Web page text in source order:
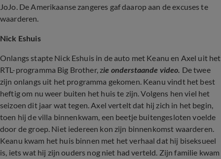
JoJo. De Amerikaanse zangeres gaf daarop aan de excuses te
waarderen.
Nick Eshuis
Onlangs stapte Nick Eshuis in de auto met Keanu en Axel uit het
RTL-programma Big Brother, zie onderstaande video. De twee
zijn onlangs uit het programma gekomen. Keanu vindt het best
heftig om nu weer buiten het huis te zijn. Volgens hen viel het
seizoen dit jaar wat tegen. Axel vertelt dat hij zich in het begin,
toen hij de villa binnenkwam, een beetje buitengesloten voelde
door de groep. Niet iedereen kon zijn binnenkomst waarderen.
Keanu kwam het huis binnen met het verhaal dat hij biseksueel
is, iets wat hij zijn ouders nog niet had verteld. Zijn familie kwam